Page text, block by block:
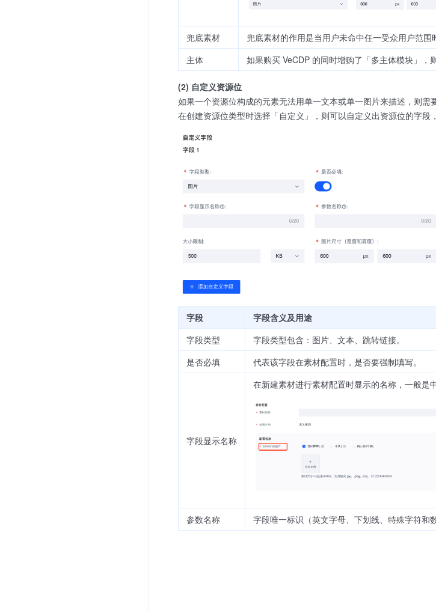
兜底素材
兜底素材的作用是当用户未命中任一受众用户范
主体
如果购买 VeCDP 的同时增购了「多主体模块」，
(2) 自定义资源位
如果一个资源位构成的元素无法用单一文本或单一图片来描述，则需
在创建资源位类型时选择「自定义」，则可以自定义出资源位的字
字段
字段含义及用途
字段类型
字段类型包含：图片、文本、跳转链接。
是否必填
代表该字段在素材配置时，是否要强制填写。
字段显示名称
在新建素材进行素材配置时显示的名称，一般是
参数名称 字段唯一标识（英文字母、下划线、特殊字符和